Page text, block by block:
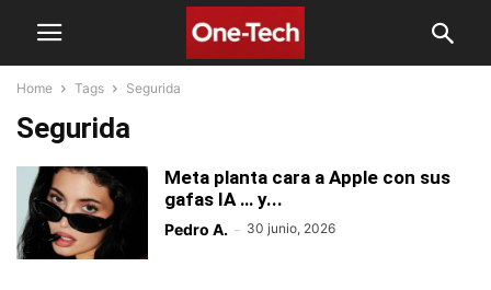
Home Tags Segurida
Segurida
Meta planta cara a Apple con sus
gafas IA … y...
Pedro A. - 30 junio, 2026